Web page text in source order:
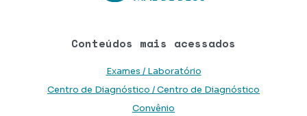
Conteúdos mais acessados
Exames / Laboratório
Centro de Diagnóstico / Centro de Diagnóstico
Convênio